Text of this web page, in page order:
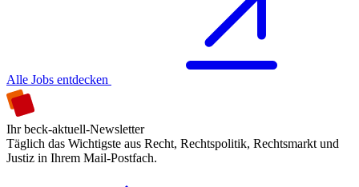
Alle Jobs entdecken
Ihr beck-aktuell-Newsletter
Täglich das Wichtigste aus Recht, Rechtspolitik, Rechtsmarkt und
Justiz in Ihrem Mail-Postfach.